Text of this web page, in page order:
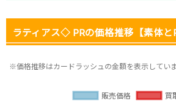
ラティアス◇ PRの価格推移【素体と
※価格推移はカードラッシュの金額を表示してい